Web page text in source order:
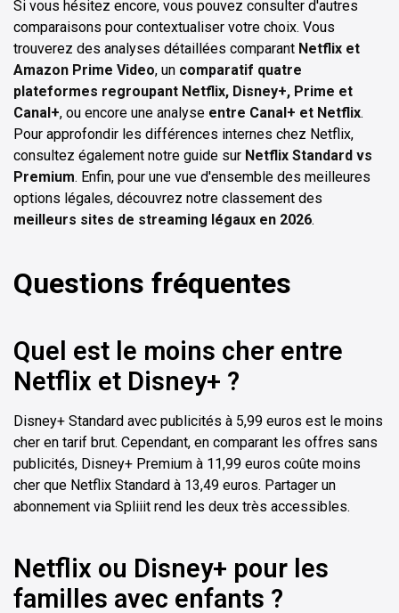
Si vous hésitez encore, vous pouvez consulter d'autres
comparaisons pour contextualiser votre choix. Vous
trouverez des analyses détaillées comparant Netflix et
Amazon Prime Video, un comparatif quatre
plateformes regroupant Netflix, Disney+, Prime et
Canal+, ou encore une analyse entre Canal+ et Netflix.
Pour approfondir les différences internes chez Netflix,
consultez également notre guide sur Netflix Standard vs
Premium. Enfin, pour une vue d'ensemble des meilleures
options légales, découvrez notre classement des
meilleurs sites de streaming légaux en 2026.
Questions fréquentes
Quel est le moins cher entre
Netflix et Disney+ ?
Disney+ Standard avec publicités à 5,99 euros est le moins
cher en tarif brut. Cependant, en comparant les offres sans
publicités, Disney+ Premium à 11,99 euros coûte moins
cher que Netflix Standard à 13,49 euros. Partager un
abonnement via Spliiit rend les deux très accessibles.
Netflix ou Disney+ pour les
familles avec enfants ?